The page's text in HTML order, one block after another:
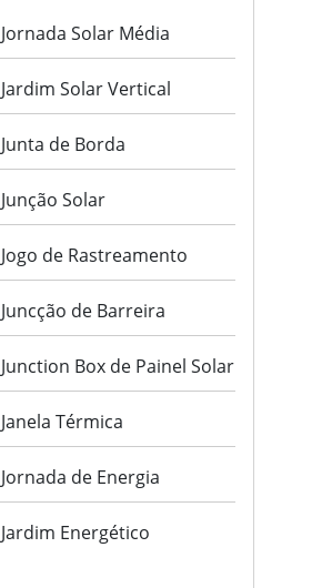
Solar Média
Solar Vertical
de Borda
Solar
de Rastreamento
de Barreira
Box de Painel Solar
Térmica
de Energia
Energético